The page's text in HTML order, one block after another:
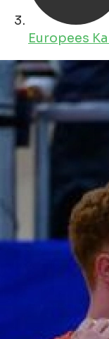
Europees